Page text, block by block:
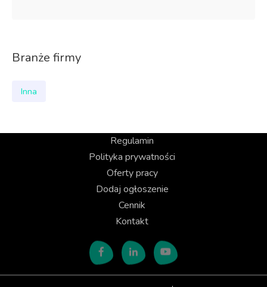
Branże firmy
Inna
Regulamin
Polityka prywatności
Oferty pracy
Dodaj ogłoszenie
Cennik
Kontakt